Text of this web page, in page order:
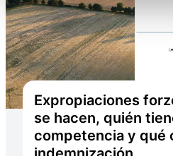
Expropiaciones
se hacen, quién
competencia y qué